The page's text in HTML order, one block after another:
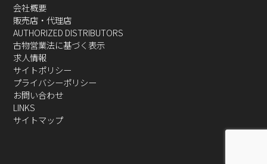
会社概要
販売店・代理店
AUTHORIZED DISTRIBUTORS
古物営業法に基づく表示
求人情報
サイトポリシー
プライバシーポリシー
お問い合わせ
LINKS
サイトマップ